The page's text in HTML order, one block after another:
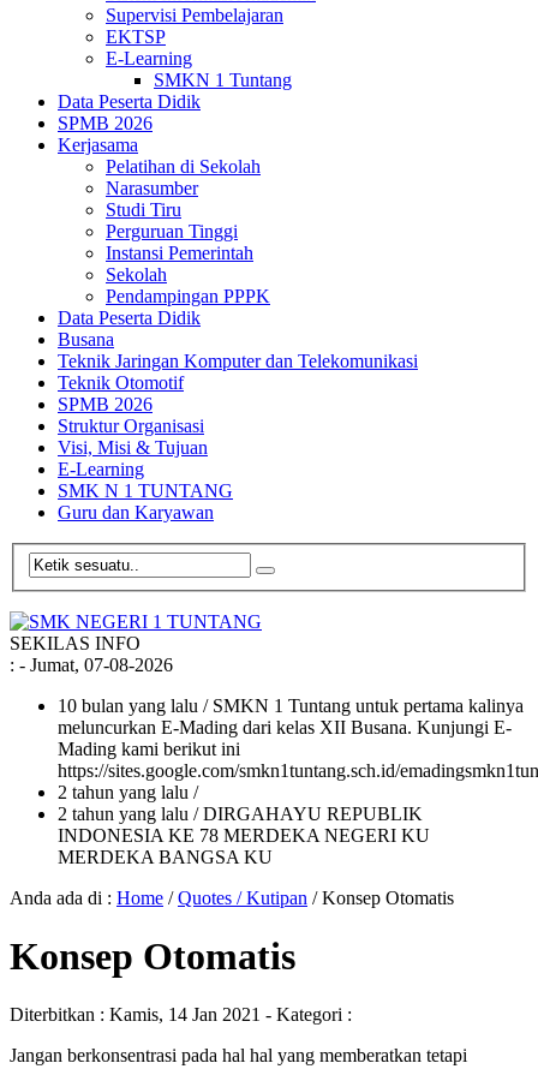
Supervisi Pembelajaran
EKTSP
E-Learning
SMKN 1 Tuntang
Data Peserta Didik
SPMB 2026
Kerjasama
Pelatihan di Sekolah
Narasumber
Studi Tiru
Perguruan Tinggi
Instansi Pemerintah
Sekolah
Pendampingan PPPK
Data Peserta Didik
Busana
Teknik Jaringan Komputer dan Telekomunikasi
Teknik Otomotif
SPMB 2026
Struktur Organisasi
Visi, Misi & Tujuan
E-Learning
SMK N 1 TUNTANG
Guru dan Karyawan
SEKILAS INFO
: - Jumat, 07-08-2026
10 bulan yang lalu / SMKN 1 Tuntang untuk pertama kalinya
meluncurkan E-Mading dari kelas XII Busana. Kunjungi E-
Mading kami berikut ini
https://sites.google.com/smkn1tuntang.sch.id/
2 tahun yang lalu /
2 tahun yang lalu / DIRGAHAYU REPUBLIK
INDONESIA KE 78 MERDEKA NEGERI KU
MERDEKA BANGSA KU
Anda ada di : Home /Quotes / Kutipan /Konsep Otomatis
Konsep Otomatis
Diterbitkan : Kamis, 14 Jan 2021 - Kategori :
Jangan berkonsentrasi pada hal hal yang memberatkan tetapi